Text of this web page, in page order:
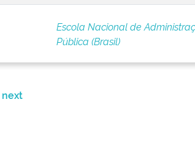
Escola Nacional de
Pública (Brasil)
next